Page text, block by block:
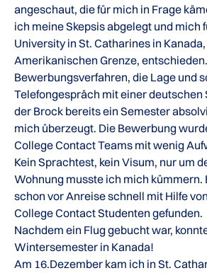
angeschaut, die für mich in Frage
ich meine Skepsis abgelegt und mich
University in St. Catharines in
Amerikanischen Grenze,
Bewerbungsverfahren, die Lage und
Telefongespräch mit einer deutschen
der Brock bereits ein Semester
mich überzeugt. Die Bewerbung
College Contact Teams mit wenig
Kein Sprachtest, kein Visum, nur um
Wohnung musste ich mich kümmern.
schon vor Anreise schnell mit Hilfe
College Contact Studenten gefunden.
Nachdem ein Flug gebucht war,
Wintersemester in Kanada!
Am 16.Dezember kam ich in St.